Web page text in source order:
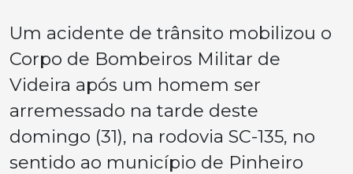
Um acidente de trânsito mobilizou o
Corpo de Bombeiros Militar de
Videira após um homem ser
arremessado na tarde deste
domingo (31), na rodovia SC-135, no
sentido ao município de Pinheiro